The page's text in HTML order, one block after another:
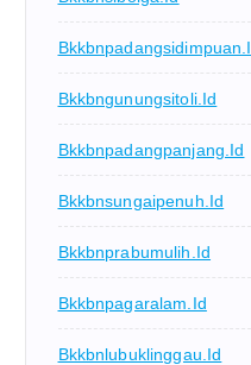
Bkkbngunungsitoli.id
Bkkbnpadangpanjang.id
Bkkbnsungaipenuh.id
Bkkbnprabumulih.id
Bkkbnpagaralam.id
Bkkbnlubuklinggau.id